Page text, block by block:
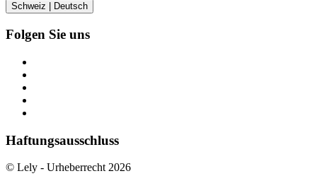
Schweiz | Deutsch
Folgen Sie uns
Haftungsausschluss
© Lely - Urheberrecht 2026